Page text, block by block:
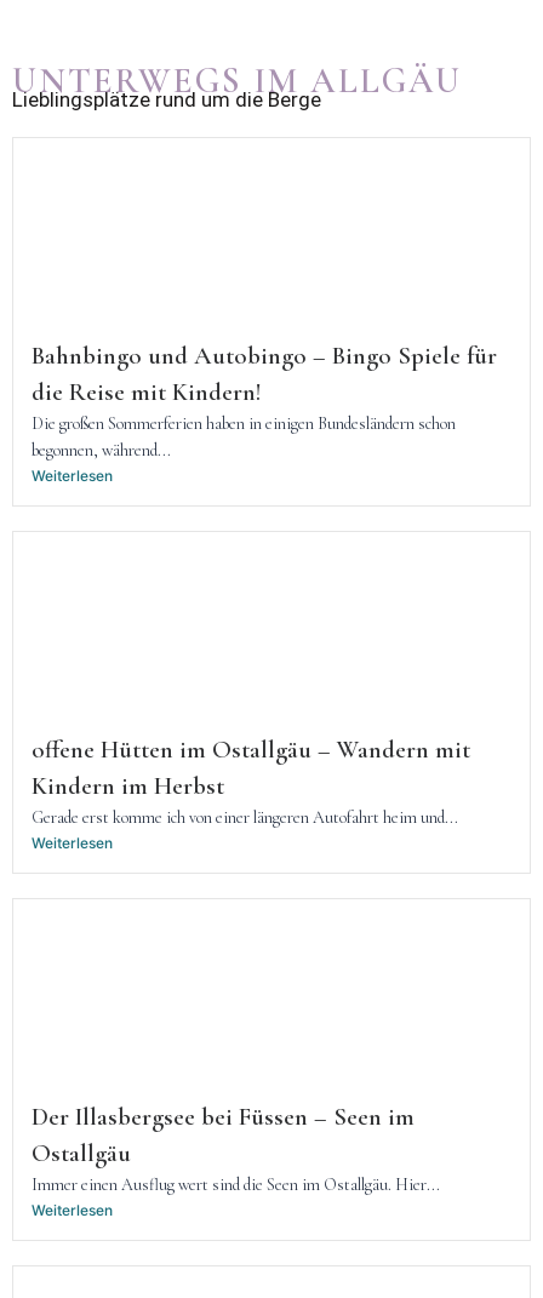
UNTERWEGS IM ALLGÄU
Lieblingsplätze rund um die Berge
Bahnbingo und Autobingo – Bingo Spiele für
die Reise mit Kindern!
Die großen Sommerferien haben in einigen Bundesländern schon
begonnen, während...
Weiterlesen
offene Hütten im Ostallgäu – Wandern mit
Kindern im Herbst
Gerade erst komme ich von einer längeren Autofahrt heim und...
Weiterlesen
Der Illasbergsee bei Füssen – Seen im
Ostallgäu
Immer einen Ausflug wert sind die Seen im Ostallgäu. Hier...
Weiterlesen